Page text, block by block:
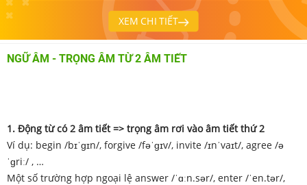
XEM CHI TIẾT
NGỮ ÂM - TRỌNG ÂM TỪ 2 ÂM TIẾT
1. Động từ có 2 âm tiết => trọng âm rơi vào âm tiết thứ 2
Ví dụ: begin /bɪˈɡɪn/, forgive /fəˈɡɪv/, invite /ɪnˈvaɪt/, agree /ə
ˈɡriː/ , …
Một số trường hợp ngoại lệ answer /ˈɑːn.sər/, enter /ˈen.tər/,